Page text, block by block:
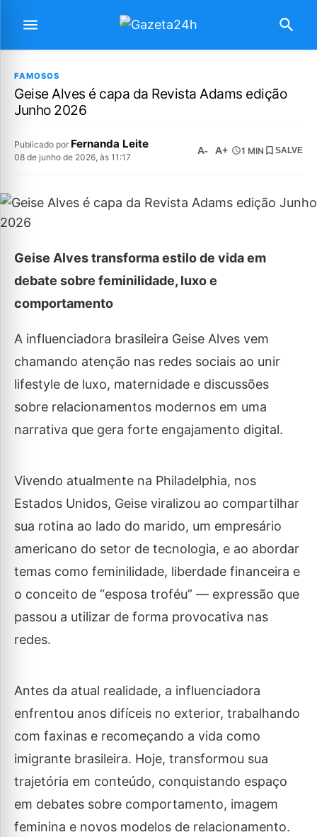
FAMOSOS
Geise Alves é capa da Revista Adams edição
Junho 2026
Publicado por Fernanda Leite
08 de junho de 2026, às 11:17
A- A+ 1 MIN SALVE
Geise Alves transforma estilo de vida em
debate sobre feminilidade, luxo e
comportamento
A influenciadora brasileira Geise Alves vem
chamando atenção nas redes sociais ao unir
lifestyle de luxo, maternidade e discussões
sobre relacionamentos modernos em uma
narrativa que gera forte engajamento digital.
Vivendo atualmente na Philadelphia, nos
Estados Unidos, Geise viralizou ao compartilhar
sua rotina ao lado do marido, um empresário
americano do setor de tecnologia, e ao abordar
temas como feminilidade, liberdade financeira e
o conceito de “esposa troféu” — expressão que
passou a utilizar de forma provocativa nas
redes.
Antes da atual realidade, a influenciadora
enfrentou anos difíceis no exterior, trabalhando
com faxinas e recomeçando a vida como
imigrante brasileira. Hoje, transformou sua
trajetória em conteúdo, conquistando espaço
em debates sobre comportamento, imagem
feminina e novos modelos de relacionamento.